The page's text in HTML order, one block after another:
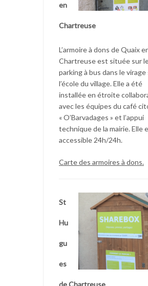
en
Chartreuse
L’armoire à dons de Quaix
Chartreuse est située sur
parking à bus dans le virage
l’école du village. Elle a été
installée en étroite
avec les équipes du café
« O’Barvadages » et l’appui
technique de la mairie. Elle
accessible 24h/24h.
Carte des armoires à dons.
St
Hu
gu
es